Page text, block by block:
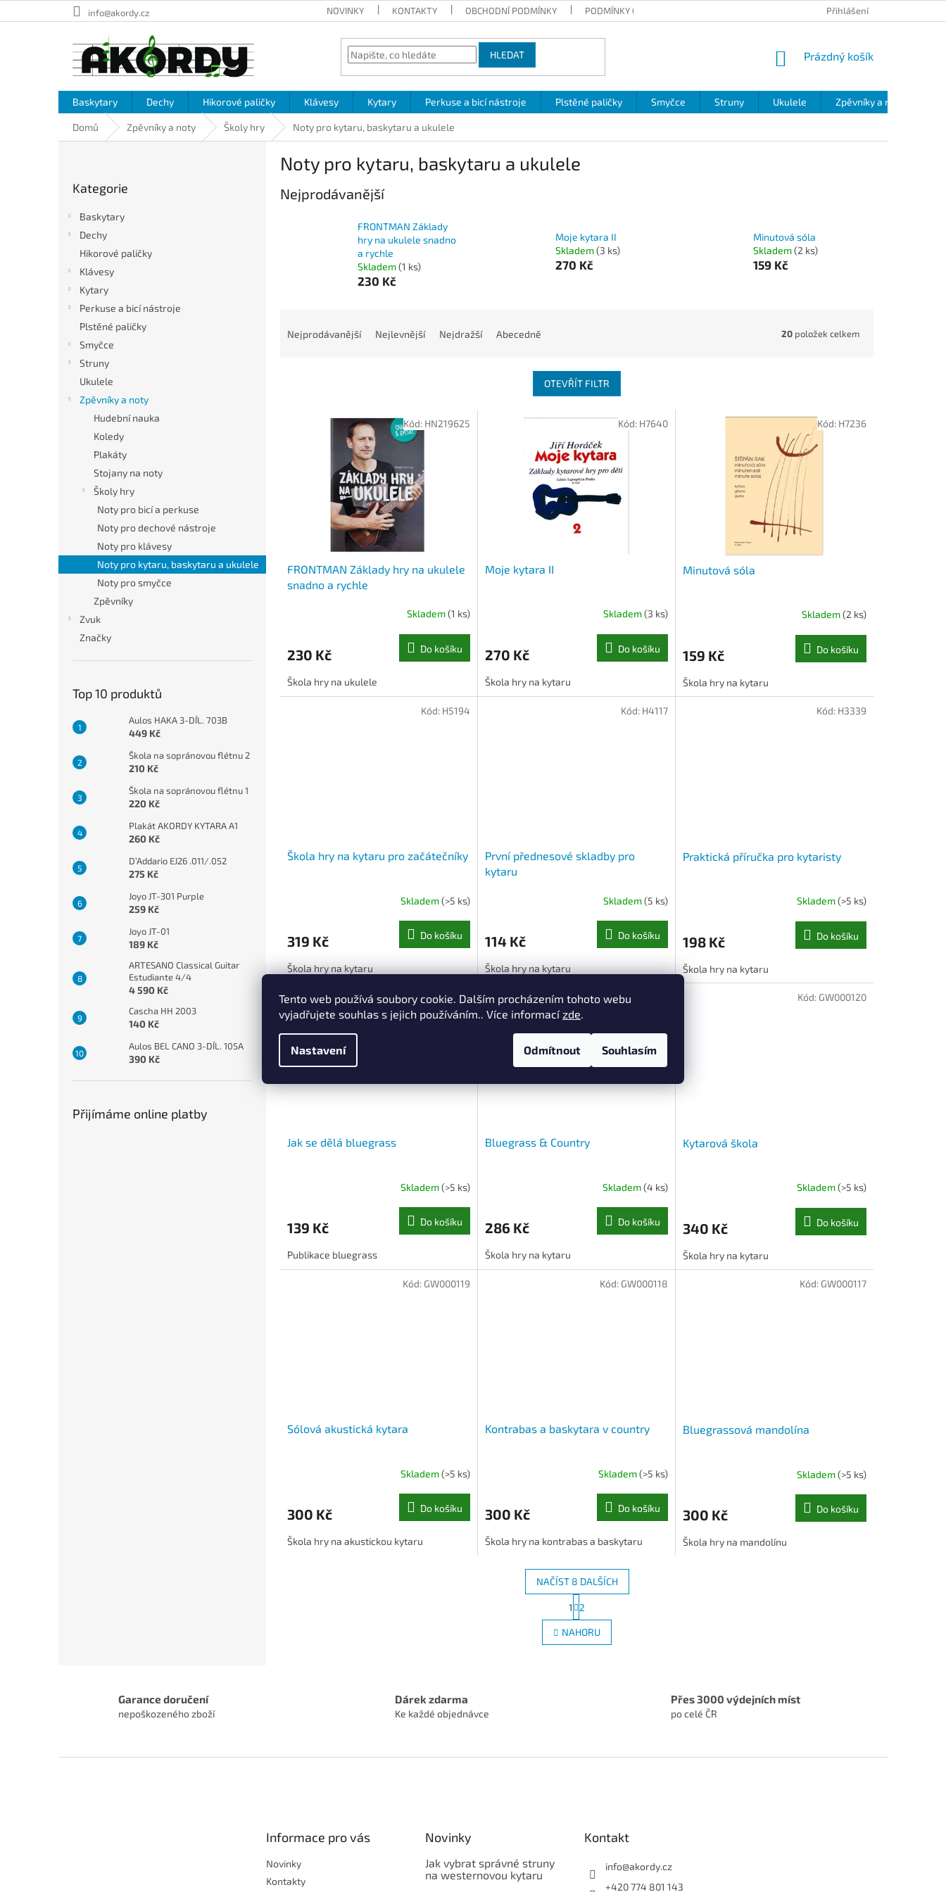
Tento web používá soubory cookie. Dalším procházením tohoto webu
vyjadřujete souhlas s jejich používáním.. Více informacízde
Nastavení Odmítnout Souhlasím
na
info@akordy.cz NOVINKY KONTAKTY OBCHODNÍ PODMÍNKY PODMÍNKY OCHRANY OSOBNÍCH ÚDAJŮ Přihlášení
HLEDAT
NÁKUPNÍ
Prázdný košík
Baskytary Dechy Hikorové paličky Klávesy Kytary Perkuse a bicí nástroje Plstěné paličky Smyčce Struny Ukulele Zpěvníky a noty
Domů Zpěvníky a noty Školy hry Noty pro kytaru, baskytaru a ukulele
kategorie
Kategorie
Baskytary
Dechy
Hikorové paličky
Klávesy
Kytary
Perkuse a bicí nástroje
Plstěné paličky
Smyčce
Struny
Ukulele
Zpěvníky a noty
Hudební nauka
Koledy
Plakáty
Stojany na noty
Školy hry
Noty pro bicí a perkuse
Noty pro dechové nástroje
Noty pro klávesy
Noty pro kytaru, baskytaru a ukulele
Noty pro smyčce
Zpěvníky
Zvuk
Značky
Top 10 produktů
Aulos HAKA 3-DÍL. 703B
449 Kč
Škola na sopránovou flétnu 2
210 Kč
Škola na sopránovou flétnu 1
220 Kč
Plakát AKORDY KYTARA A1
260 Kč
D’Addario EJ26 .011/.052
275 Kč
Joyo JT-301 Purple
259 Kč
Joyo JT-01
189 Kč
ARTESANO Classical Guitar
Estudiante 4/4
4 590 Kč
Cascha HH 2003
140 Kč
Aulos BEL CANO 3-DÍL. 105A
390 Kč
Přijímáme online platby
Noty pro kytaru, baskytaru a ukulele
Nejprodávanější
FRONTMAN Základy
hry na ukulele snadno
a rychle
Skladem(1 ks)
230 Kč
Moje kytara II
Skladem(3 ks)
270 Kč
Minutová sóla
Skladem(2 ks)
159 Kč
Nejprodávanější Nejlevnější Nejdražší Abecedně 20 položek celkem
OTEVŘÍT FILTR
FRONTMAN Základy hry na ukulele
snadno a rychle
Skladem(1 ks)
230 Kč Do košíku
Škola hry na ukulele
Kód: HN219625
Moje kytara II
Skladem(3 ks)
270 Kč Do košíku
Škola hry na kytaru
Kód: H7640
Minutová sóla
Skladem(2 ks)
159 Kč Do košíku
Škola hry na kytaru
Kód: H7236
Škola hry na kytaru pro začátečníky
Skladem(>5 ks)
319 Kč Do košíku
Škola hry na kytaru
Kód: H5194
První přednesové skladby pro
kytaru
Skladem(5 ks)
114 Kč Do košíku
Škola hry na kytaru
Kód: H4117
Praktická příručka pro kytaristy
Skladem(>5 ks)
198 Kč Do košíku
Škola hry na kytaru
Kód: H3339
Jak se dělá bluegrass
Skladem(>5 ks)
139 Kč Do košíku
Publikace bluegrass
Kód:GW000146
Bluegrass & Country
Skladem(4 ks)
286 Kč Do košíku
Škola hry na kytaru
Kód:GW000127
Kytarová škola
Skladem(>5 ks)
340 Kč Do košíku
Škola hry na kytaru
Kód: GW000120
Sólová akustická kytara
Skladem(>5 ks)
300 Kč Do košíku
Škola hry na akustickou kytaru
Kód: GW000119
Kontrabas a baskytara v country
Skladem(>5 ks)
300 Kč Do košíku
Škola hry na kontrabas a baskytaru
Kód: GW000118
Bluegrassová mandolína
Skladem(>5 ks)
300 Kč Do košíku
Škola hry na mandolínu
Kód: GW000117
O
v
l
k
NAČÍST 8 DALŠÍCH
t
r
á
n
1 2
NAHORU
Garance doručení
nepoškozeného zboží
Dárek zdarma
Ke každé objednávce
Přes 3000 výdejních míst
po celé ČR
Informace pro vás
Novinky
Kontakty
Novinky
Jak vybrat správné struny
na westernovou kytaru
Kontakt
info@akordy.cz
+420 774 801 143